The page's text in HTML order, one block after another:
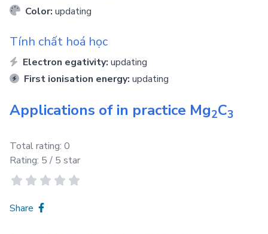
Color: updating
Tính chất hoá học
Electron egativity: updating
First ionisation energy: updating
Applications of in practice Mg2C3
Total rating: 0
Rating: 5 / 5 star
Share